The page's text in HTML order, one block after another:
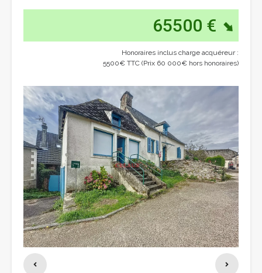
65500 €
Honoraires inclus charge acquéreur :
5500€ TTC (Prix 60 000€ hors honoraires)